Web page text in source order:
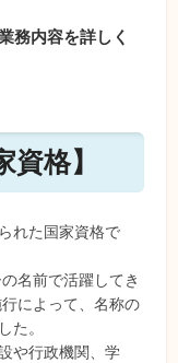
務内容を詳しく
格】
れた国家資格で
名前で活躍してき
によって、名称の
た。
や行政機関、学